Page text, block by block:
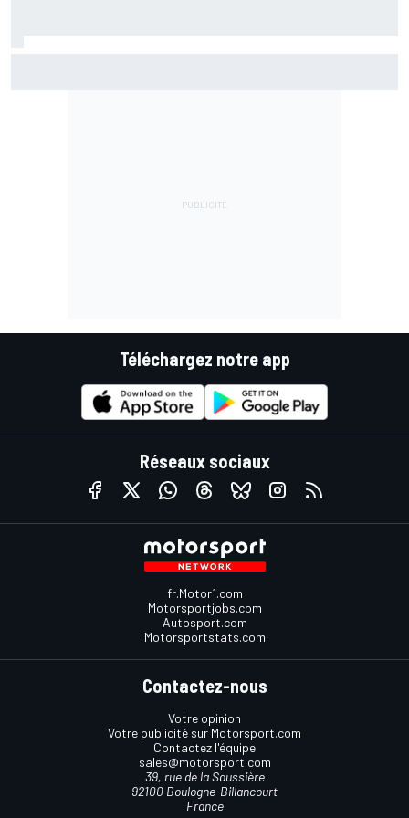
Téléchargez notre app
Réseaux sociaux
fr.Motor1.com
Motorsportjobs.com
Autosport.com
Motorsportstats.com
Contactez-nous
Votre opinion
Votre publicité sur Motorsport.com
Contactez l'équipe
sales@motorsport.com
39, rue de la Saussière
92100 Boulogne-Billancourt
France